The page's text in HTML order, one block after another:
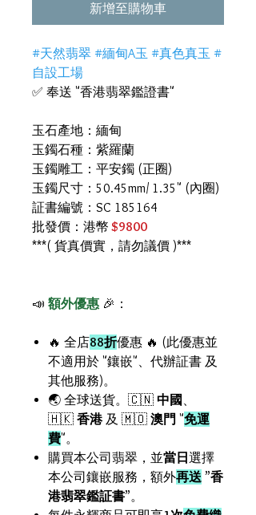
新增至購物車
#天然翡翠 #緬甸A玉 #真色真玉 #
自設工場
✅ 奉送 "香港翡翠鑑證書"
玉石產地：緬甸
玉鐲石種：紫羅蘭
玉鐲雕工：平安鐲 (正圈)
玉鐲尺寸：50.45mm/ 1.35" (內圈)
証書編號：SC 185164
批發價：港幣 $9800
***( 貨真價實，請勿議價 )***
📣 額外優惠 🎉：
🔥 全店88折優惠 🔥 (此優惠並
不適用於 "鑲嵌"、代辦証書 及
其他服務)。
🌏 全球送貨。🇨🇳 中國 、
🇭🇰 香港及 🇲🇴 澳門 "免運
費"。
購買本公司翡翠，並當日 選擇
本公司鑲嵌服務，額外再送 ”香
港翡翠鑑証書”。